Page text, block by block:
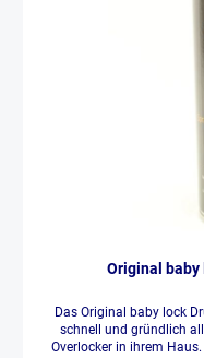
Original baby
Das Original baby lock
schnell und gründlich
Overlocker in ihrem